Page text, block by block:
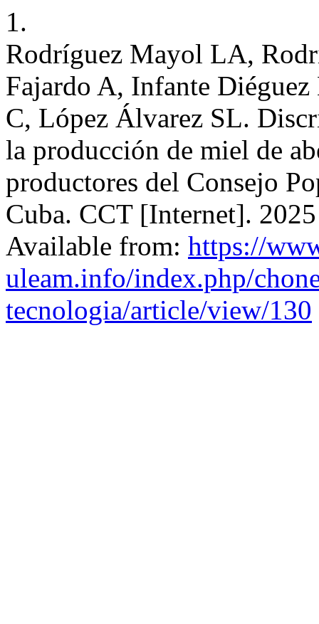
1.
Rodríguez Mayol LA,
Fajardo A, Infante
C, López Álvarez SL.
la producción de miel de
productores del Consejo
Cuba. CCT [Internet].
Available from: https://
uleam.info/index.php/
tecnologia/article/view/130